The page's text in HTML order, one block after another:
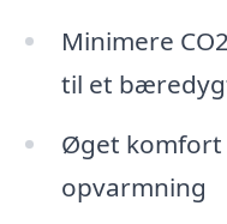
Minimere
til et
Øget komfort
opvarmning